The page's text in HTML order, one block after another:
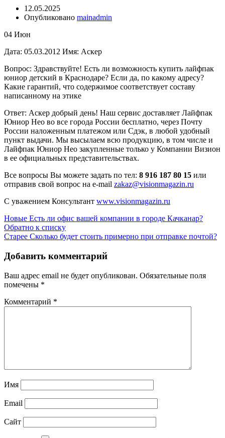
12.05.2025
Опубликовано mainadmin
04 Июн
Дата: 05.03.2012 Имя: Аскер
Вопрос: Здравствуйте! Есть ли возможность купить лайфпак
юниор детский в Краснодаре? Если да, по какому адресу?
Какие гарантий, что содержимое соответствует составу
написанному на этике
Ответ: Аскер добрый день! Наш сервис доставляет Лайфпак
Юниор Нео во все города России бесплатно, через Почту
России наложенным платежом или Сдэк, в любой удобный
пункт выдачи. Мы высылаем всю продукцию, в том числе и
Лайфпак Юниор Нео закупленные только у Компании Визион
в ее официальных представительствах.
Все вопросы Вы можете задать по тел: 8 916 187 80 15 или
отправив свой вопрос на е-mail zakaz@visionmagazin.ru
С уважением Консультант www.visionmagazin.ru
Новые Есть ли офис вашей компании в городе Качканар?
Обратно к списку
Старее Сколько будет стоить примерно при отправке почтой?
Добавить комментарий
Ваш адрес email не будет опубликован. Обязательные поля
помечены *
Комментарий *
Имя
Email
Сайт